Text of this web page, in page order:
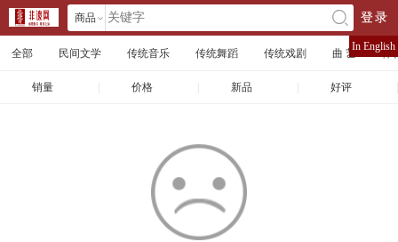
商品 󰄘 登录
全部 民间文学 传统音乐 传统舞蹈 传统戏剧 曲 艺 体
销量 价格 新品 好评
In English